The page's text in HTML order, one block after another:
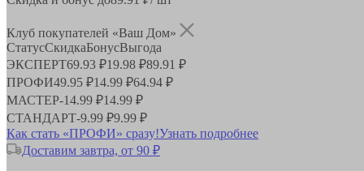
Клуб покупателей «Ваш Дом»
СтатусСкидкаБонусВыгода
ЭКСПЕРТ69.93 ₽19.98 ₽89.91 ₽
ПРОФИ49.95 ₽14.99 ₽64.94 ₽
МАСТЕР-14.99 ₽14.99 ₽
СТАНДАРТ-9.99 ₽9.99 ₽
Как стать «ПРОФИ» сразу!Узнать подробнее
Доставим завтра, от 90 ₽